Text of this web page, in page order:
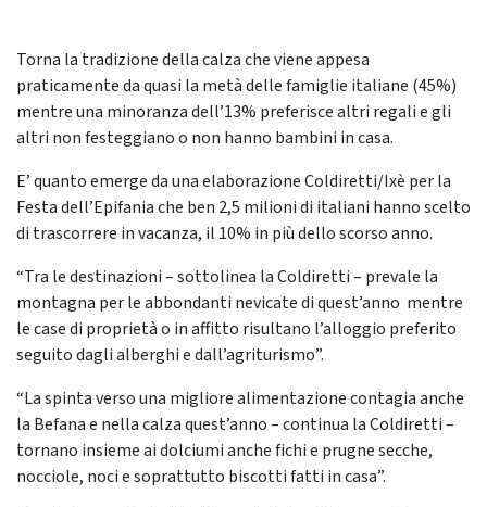
Torna la tradizione della calza che viene appesa
praticamente da quasi la metà delle famiglie italiane (45%)
mentre una minoranza dell’13% preferisce altri regali e gli
altri non festeggiano o non hanno bambini in casa.
E’ quanto emerge da una elaborazione Coldiretti/Ixè per la
Festa dell’Epifania che ben 2,5 milioni di italiani hanno scelto
di trascorrere in vacanza, il 10% in più dello scorso anno.
“Tra le destinazioni – sottolinea la Coldiretti – prevale la
montagna per le abbondanti nevicate di quest’anno mentre
le case di proprietà o in affitto risultano l’alloggio preferito
seguito dagli alberghi e dall’agriturismo”.
“La spinta verso una migliore alimentazione contagia anche
la Befana e nella calza quest’anno – continua la Coldiretti –
tornano insieme ai dolciumi anche fichi e prugne secche,
nocciole, noci e soprattutto biscotti fatti in casa”.